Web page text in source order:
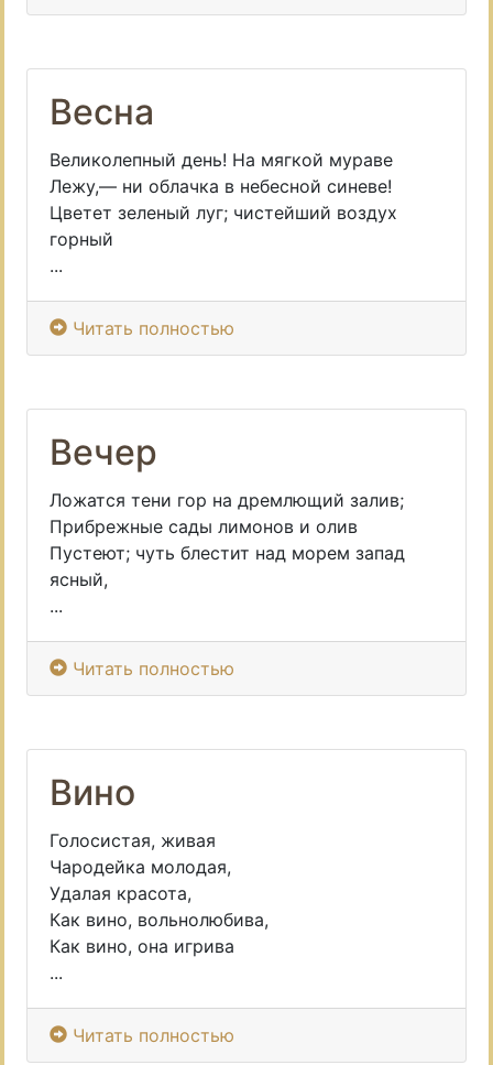
Весна
Великолепный день! На мягкой мураве
Лежу,— ни облачка в небесной синеве!
Цветет зеленый луг; чистейший воздух
горный
...
Читать полностью
Вечер
Ложатся тени гор на дремлющий залив;
Прибрежные сады лимонов и олив
Пустеют; чуть блестит над морем запад
ясный,
...
Читать полностью
Вино
Голосистая, живая
Чародейка молодая,
Удалая красота,
Как вино, вольнолюбива,
Как вино, она игрива
...
Читать полностью